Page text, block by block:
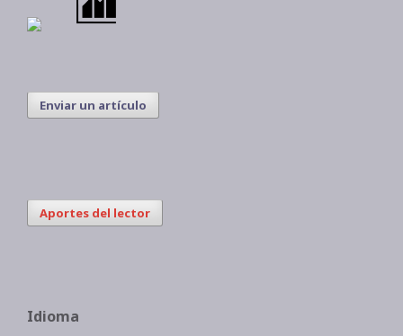
Enviar un artículo
Aportes del lector
Idioma